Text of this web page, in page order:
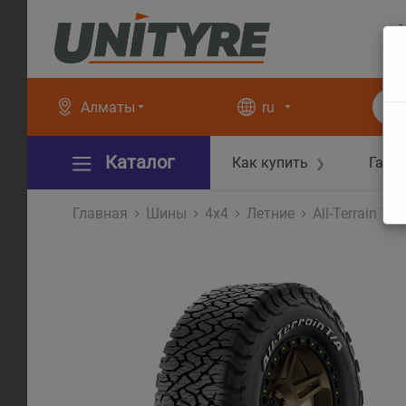
Алматы ru
Каталог Как купить ❯
Главная Шины 4x4 Летние All-Terrain T/A